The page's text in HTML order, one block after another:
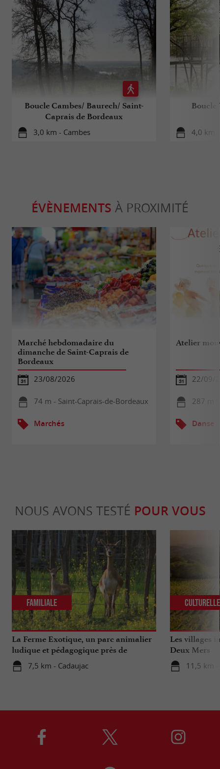
Boucle Cambes/ Baurech/ Saint-
Caprais de Bordeaux
3,0 km - Cambes
Boucle
4,0 km
ÉVÈNEMENTS À PROXIMITÉ
Marché hebdomadaire du
dimanche de Saint-Caprais de
Bordeaux
23/08/2026
74 m - Saint-Caprais-de-Bordeaux
Marchés
Atelier
22/09/
287 m -
Danse
NOUS AVONS TESTÉ POUR VOUS
La Ferme Exotique, un parc animalier
ludique et pédagogique près de
Bordeaux
7,5 km - Cadaujac
Familiale
Les villages
Deux Mers
11,5 km -
Culturelle